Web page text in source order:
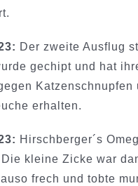
Der zweite Ausflug
gechipt und hat
Katzenschnupfen
erhalten.
Hirschberger´s
kleine Zicke war
frech und tobte